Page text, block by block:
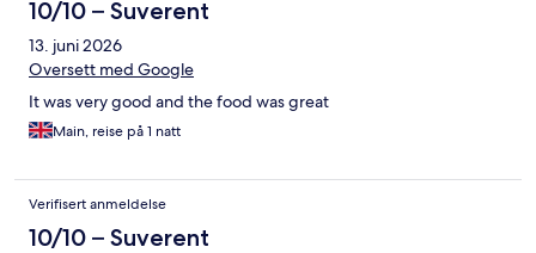
10/10 – Suverent
13. juni 2026
Oversett med Google
It was very good and the food was great
Main, reise på 1 natt
Verifisert anmeldelse
10/10 – Suverent